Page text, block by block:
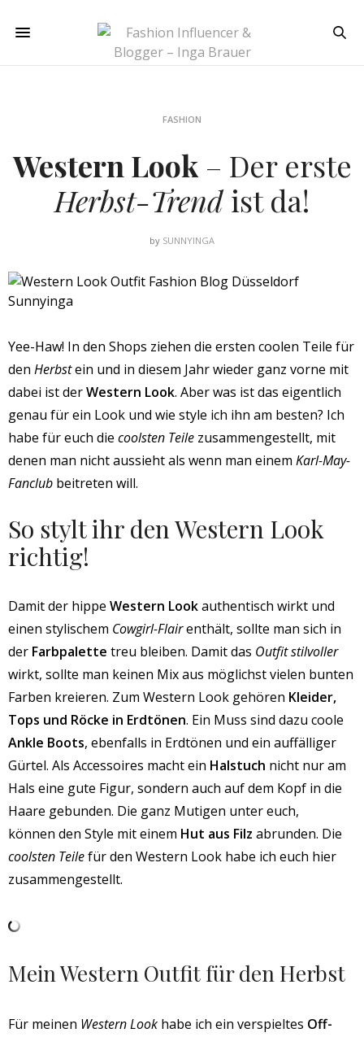
FASHION
Western Look– Der erste
Herbst-Trendist da!
by SUNNYINGA
Yee-Haw! In den Shops ziehen die ersten coolen Teile für
den Herbstein und in diesem Jahr wieder ganz vorne mit
dabei ist derWestern Look. Aber was ist das eigentlich
genau für ein Look und wie style ich ihn am besten? Ich
habe für euch die coolsten Teile zusammengestellt, mit
denen man nicht aussieht als wenn man einem Karl-May-
Fanclub beitreten will.
So stylt ihr den Western Look
richtig!
Damit der hippe Western Lookauthentisch wirkt und
einen stylischem Cowgirl-Flairenthält, sollte man sich in
der Farbpalette treu bleiben. Damit das Outfit stilvoller
wirkt, sollte man keinen Mix aus möglichst vielen bunten
Farben kreieren. Zum Western Look gehören Kleider,
Tops und Röcke in Erdtönen. Ein Muss sind dazu coole
Ankle Boots, ebenfalls in Erdtönen und ein auffälliger
Gürtel. Als Accessoires macht ein Halstuch nicht nur am
Hals eine gute Figur, sondern auch auf dem Kopf in die
Haare gebunden. Die ganz Mutigen unter euch,
können den Style mit einem Hut aus Filz abrunden. Die
coolsten Teilefür den Western Look habe ich euch hier
zusammengestellt.
Mein Western Outfit für den Herbst
Für meinen Western Look habe ich ein verspieltes Off-